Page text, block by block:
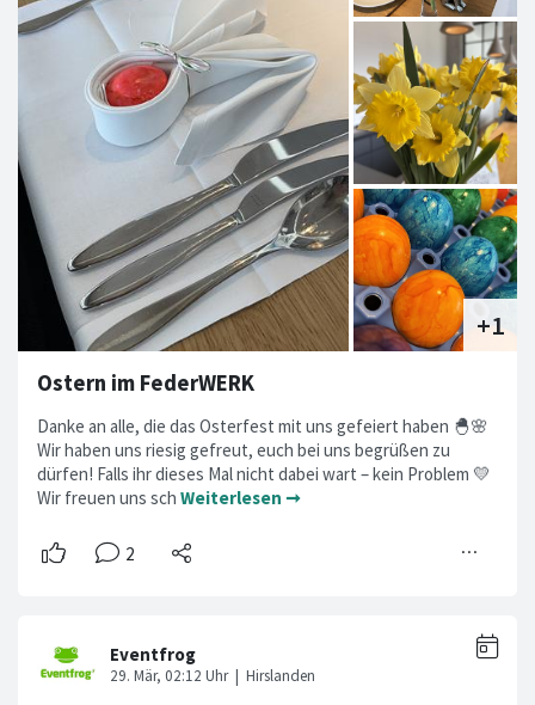
Ostern im FederWERK
Danke an alle, die das Osterfest mit uns gefeiert haben 🐣🌸
Wir haben uns riesig gefreut, euch bei uns begrüßen zu
dürfen! Falls ihr dieses Mal nicht dabei wart – kein Problem 💛
Wir freuen uns sch Weiterlesen ➞